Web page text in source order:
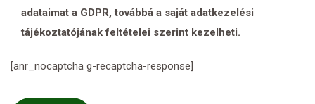
adataimat a GDPR, továbbá a saját adatkezelési
tájékoztatójának feltételei szerint kezelheti.
[anr_nocaptcha g-recaptcha-response]